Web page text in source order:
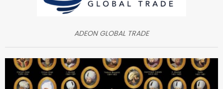
ADEON GLOBAL TRADE